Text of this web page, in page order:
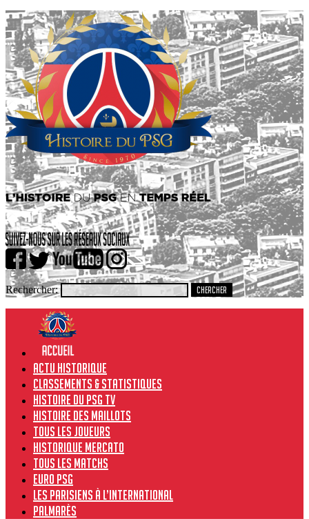
Rechercher:
Actu historique
Classements & Statistiques
Histoire du PSG TV
Histoire des maillots
Tous les joueurs
Historique Mercato
Tous les matchs
Euro PSG
Les Parisiens à l’international
Palmarès